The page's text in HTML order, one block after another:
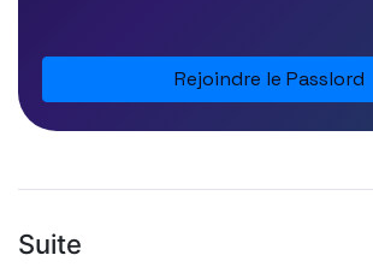
Rejoindre le Passlord
Suite